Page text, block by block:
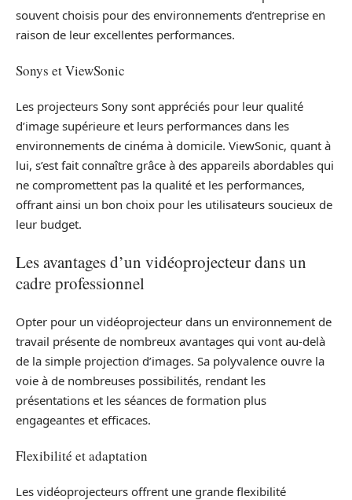
souvent choisis pour des environnements d’entreprise en
raison de leur excellentes performances.
Sonys et ViewSonic
Les projecteurs Sony sont appréciés pour leur qualité
d’image supérieure et leurs performances dans les
environnements de cinéma à domicile. ViewSonic, quant à
lui, s’est fait connaître grâce à des appareils abordables qui
ne compromettent pas la qualité et les performances,
offrant ainsi un bon choix pour les utilisateurs soucieux de
leur budget.
Les avantages d’un vidéoprojecteur dans un
cadre professionnel
Opter pour un vidéoprojecteur dans un environnement de
travail présente de nombreux avantages qui vont au-delà
de la simple projection d’images. Sa polyvalence ouvre la
voie à de nombreuses possibilités, rendant les
présentations et les séances de formation plus
engageantes et efficaces.
Flexibilité et adaptation
Les vidéoprojecteurs offrent une grande flexibilité